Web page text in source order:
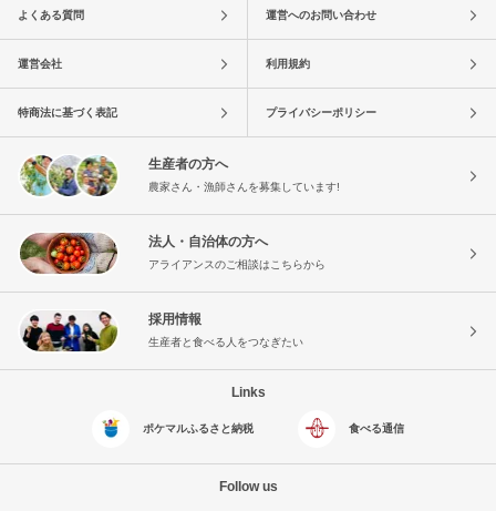
よくある質問 運営へのお問い合わせ
運営会社 利用規約
特商法に基づく表記 プライバシーポリシー
生産者の方へ
農家さん・漁師さんを募集しています!
法人・自治体の方へ
アライアンスのご相談はこちらから
採用情報
生産者と食べる人をつなぎたい
Links
ポケマルふるさと納税 食べる通信
Follow us